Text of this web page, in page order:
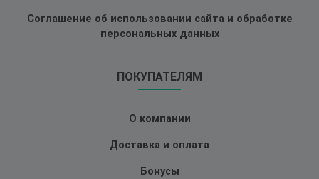
Соглашение об использовании сайта и обработке
персональных данных
ПОКУПАТЕЛЯМ
О компании
Доставка и оплата
Бонусы